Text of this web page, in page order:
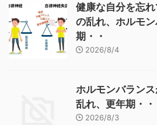
健康な自分を忘
の乱れ、ホルモ
期・・
2026/8/4
ホルモンバラン
乱れ、更年期・・
2026/8/3